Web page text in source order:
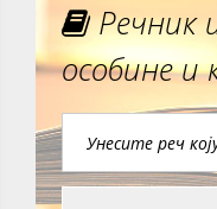
Речник
особине и